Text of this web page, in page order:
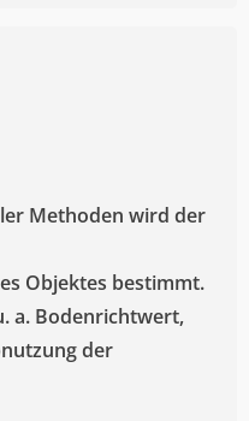
Methoden wird der
Objektes bestimmt.
a. Bodenrichtwert,
der